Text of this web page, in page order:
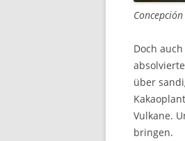
Doch
über
Vulkane.
bringen.